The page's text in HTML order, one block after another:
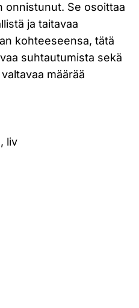
onnistunut. Se osoittaa
ja taitavaa
kohteeseensa, tätä
suhtautumista sekä
määrää
liv